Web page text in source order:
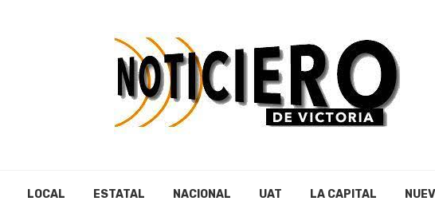
LOCAL ESTATAL NACIONAL UAT LA CAPITAL